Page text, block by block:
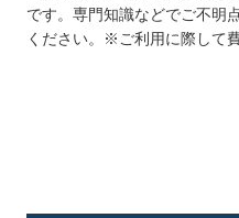
です。専門知識などでご不明
ください。※ご利用に際して